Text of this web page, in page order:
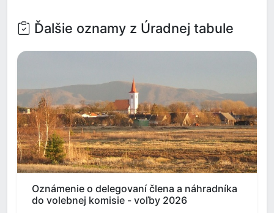
Ďalšie oznamy z Úradnej tabule
Oznámenie o delegovaní člena a náhradníka
do volebnej komisie - voľby 2026